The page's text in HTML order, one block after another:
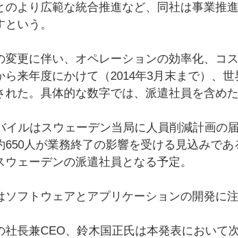
のより広範な統合推進など、同社は事業推
いう。
変更に伴い、オペレーションの効率化、コ
ら来年度にかけて（2014年3月末まで）、
れた。具体的な数字では、派遣社員を含め
イルはスウェーデン当局に人員削減計画の
650人が業務終了の影響を受ける見込みで
ェーデンの派遣社員となる予定。
フトウェアとアプリケーションの開発に注
社長兼CEO、鈴木国正氏は本発表において